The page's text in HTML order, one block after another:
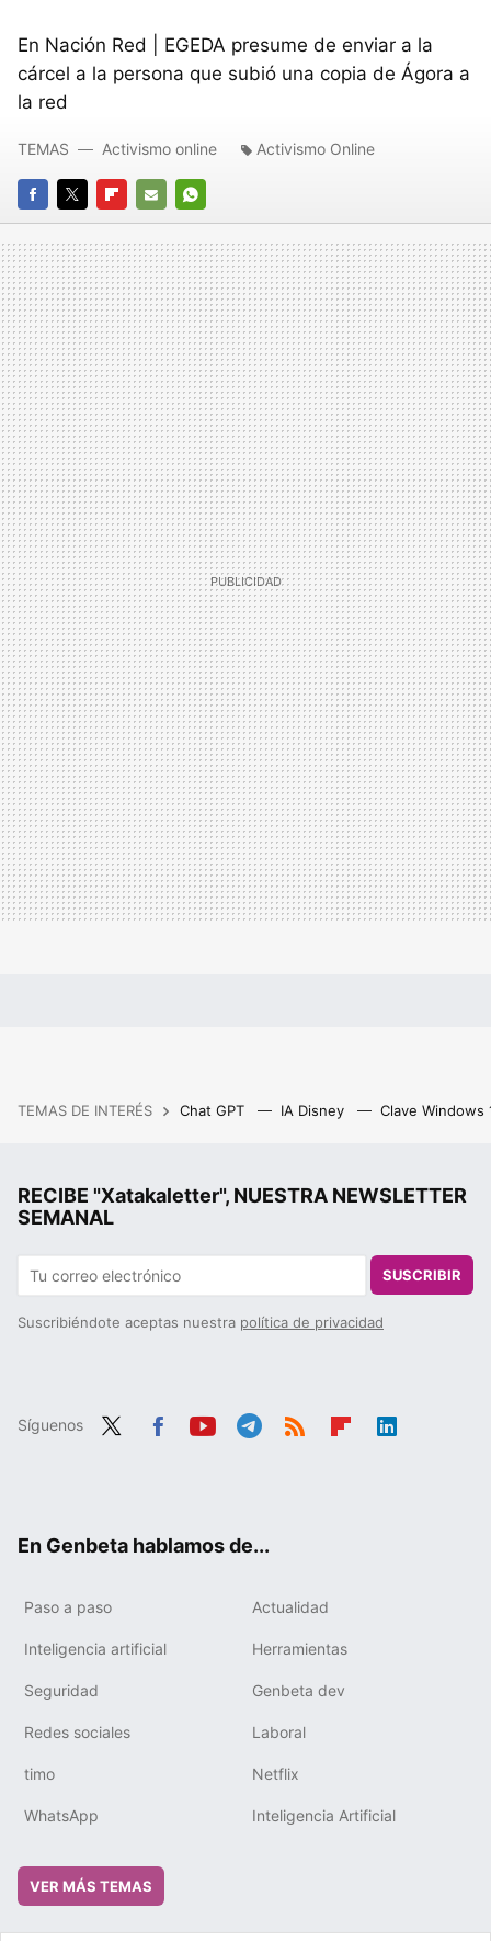
En Nación Red | EGEDA presume de enviar a la
cárcel a la persona que subió una copia de Ágora a
la red
FACEBOOK
TWITTERFLIPBOARD
E-
MAIL
WHATSAPP
TEMAS Activismo online Activismo Online
TEMAS DE INTERÉS Chat GPT IA Disney Clave Windows
RECIBE "Xatakaletter", NUESTRA NEWSLETTER
SEMANAL
SUSCRIBIR
Suscribiéndote aceptas nuestra política de privacidad
Síguenos
En Genbeta hablamos de...
Paso a paso Actualidad
Inteligencia artificial Herramientas
Seguridad Genbeta dev
Redes sociales Laboral
timo Netflix
WhatsApp Inteligencia Artificial
VER MÁS TEMAS